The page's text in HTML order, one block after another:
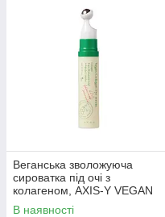
Веганська зволожуюча
сироватка під очі з
колагеном, AXIS-Y VEGAN
COLLAGEN EYE SERUM 10ml
В наявності